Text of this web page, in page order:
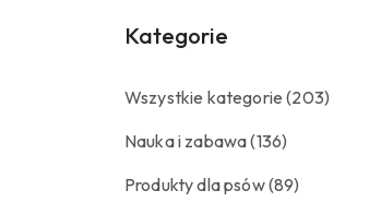
Kategorie
Wszystkie kategorie(203)
Nauka i zabawa(136)
Produkty dla psów(89)